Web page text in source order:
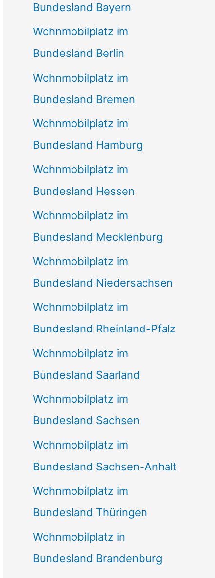
Bundesland Bayern
Wohnmobilplatz im
Bundesland Berlin
Wohnmobilplatz im
Bundesland Bremen
Wohnmobilplatz im
Bundesland Hamburg
Wohnmobilplatz im
Bundesland Hessen
Wohnmobilplatz im
Bundesland Mecklenburg
Wohnmobilplatz im
Bundesland Niedersachsen
Wohnmobilplatz im
Bundesland Rheinland-Pfalz
Wohnmobilplatz im
Bundesland Saarland
Wohnmobilplatz im
Bundesland Sachsen
Wohnmobilplatz im
Bundesland Sachsen-Anhalt
Wohnmobilplatz im
Bundesland Thüringen
Wohnmobilplatz in
Bundesland Brandenburg